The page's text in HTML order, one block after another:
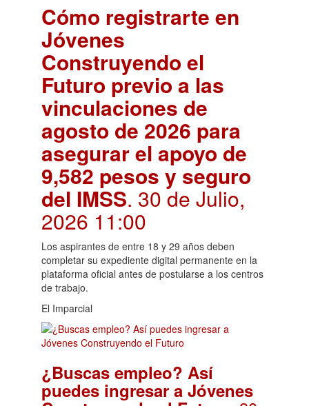
Cómo registrarte en
Jóvenes
Construyendo el
Futuro previo a las
vinculaciones de
agosto de 2026 para
asegurar el apoyo de
9,582 pesos y seguro
del IMSS. 30 de Julio,
2026 11:00
Los aspirantes de entre 18 y 29 años deben
completar su expediente digital permanente en la
plataforma oficial antes de postularse a los centros
de trabajo.
El Imparcial
¿Buscas empleo? Así
puedes ingresar a Jóvenes